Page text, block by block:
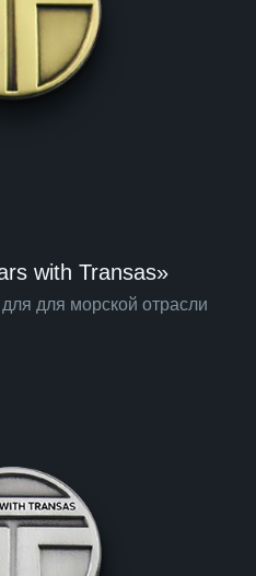
with Transas»
для морской отрасли